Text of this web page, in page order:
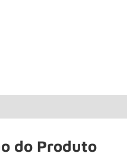
do Produto